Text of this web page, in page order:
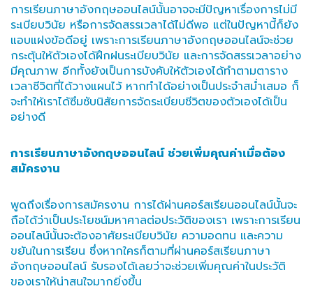
การเรียนภาษาอังกฤษออนไลน์นั้นอาจจะมีปัญหาเรื่องการไม่มี
ระเบียบวินัย หรือการจัดสรรเวลาได้ไม่ดีพอ แต่ในปัญหานี้ก็ยัง
แอบแฝงข้อดีอยู่ เพราะการเรียนภาษาอังกฤษออนไลน์จะช่วย
กระตุ้นให้ตัวเองได้ฝึกฝนระเบียบวินัย และการจัดสรรเวลาอย่าง
มีคุณภาพ อีกทั้งยังเป็นการบังคับให้ตัวเองได้ทำตามตาราง
เวลาชีวิตที่ได้วางแผนไว้ หากทำได้อย่างเป็นประจำสม่ำเสมอ ก็
จะทำให้เราได้ซึมซับนิสัยการจัดระเบียบชีวิตของตัวเองได้เป็น
อย่างดี
การเรียนภาษาอังกฤษออนไลน์ ช่วยเพิ่มคุณค่าเมื่อต้อง
สมัครงาน
พูดถึงเรื่องการสมัครงาน การได้ผ่านคอร์สเรียนออนไลน์นั้นจะ
ถือได้ว่าเป็นประโยชน์มหาศาลต่อประวัติของเรา เพราะการเรียน
ออนไลน์นั้นจะต้องอาศัยระเบียบวินัย ความอดทน และความ
ขยันในการเรียน ซึ่งหากใครก็ตามที่ผ่านคอร์สเรียนภาษา
อังกฤษออนไลน์ รับรองได้เลยว่าจะช่วยเพิ่มคุณค่าในประวัติ
ของเราให้น่าสนใจมากยิ่งขึ้น